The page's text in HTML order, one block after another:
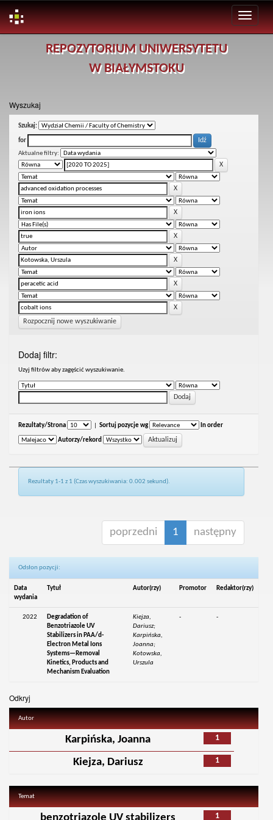
REPOZYTORIUM UNIWERSYTETU
W BIAŁYMSTOKU
Wyszukaj
Szukaj:
for
Aktualne filtry:
Rozpocznij nowe wyszukiwanie
Dodaj filtr:
Uzyj filtrów aby zagęścić wyszukiwanie.
Rezultaty/Strona Sortuj pozycje wg In order
Autorzy/rekord
Rezultaty 1-1 z 1 (Czas wyszukiwania: 0.002 sekund).
poprzedni 1 następny
Odsłon pozycji:
Data
wydania
Tytuł Autor(rzy) Promotor Redaktor(rzy)
2022
Degradation of
Benzotriazole UV
Stabilizers in PAA/d-
Electron Metal Ions
Systems—Removal
Kinetics, Products and
Mechanism Evaluation
Kiejza,
Dariusz;
Karpińska,
Joanna;
Kotowska,
Urszula
- -
Odkryj
Autor
1
Karpińska, Joanna
1
Kiejza, Dariusz
Temat
1